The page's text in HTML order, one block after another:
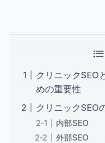
クリニックSEO
めの重要性
クリニックSEO
内部SEO
外部SEO